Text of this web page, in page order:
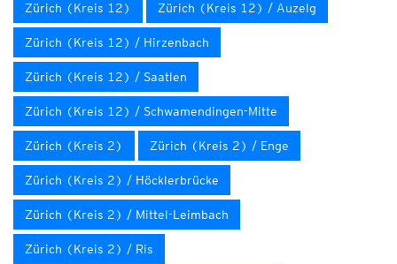
Zürich (Kreis 12) Zürich (Kreis 12) / Auzelg
Zürich (Kreis 12) / Hirzenbach
Zürich (Kreis 12) / Saatlen
Zürich (Kreis 12) / Schwamendingen-Mitte
Zürich (Kreis 2) Zürich (Kreis 2) / Enge
Zürich (Kreis 2) / Höcklerbrücke
Zürich (Kreis 2) / Mittel-Leimbach
Zürich (Kreis 2) / Ris